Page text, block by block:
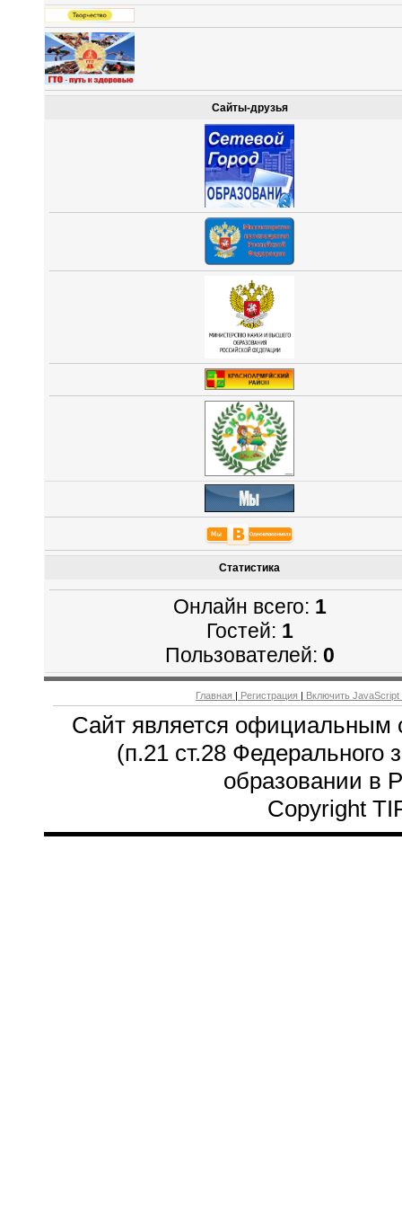
Сайты-друзья
Статистика
Онлайн всего: 1
Гостей: 1
Пользователей: 0
Главная | Регистрация | Включить JavaScript
Сайт является официальным
(п.21 ст.28 Федерального
образовании в
Copyright